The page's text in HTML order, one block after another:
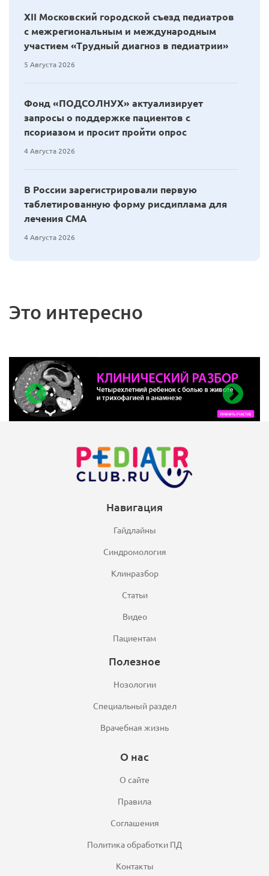
XII Московский городской съезд педиатров
с межрегиональным и международным
участием «Трудный диагноз в педиатрии»
5 Августа 2026
Фонд «ПОДСОЛНУХ» актуализирует
запросы о поддержке пациентов с
псориазом и просит пройти опрос
4 Августа 2026
В России зарегистрировали первую
таблетированную форму рисдиплама для
лечения СМА
4 Августа 2026
Это интересно
Навигация
Гайдлайны
Синдромология
Клинразбор
Статьи
Видео
Пациентам
Полезное
Нозологии
Специальный раздел
Врачебная жизнь
О нас
О сайте
Правила
Соглашения
Политика обработки ПД
Контакты